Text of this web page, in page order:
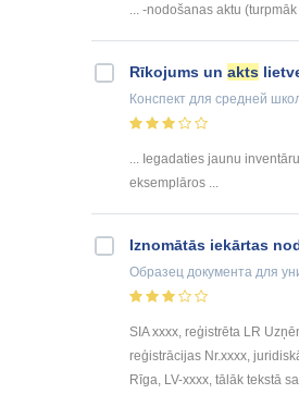
... -nodošanas aktu
Rīkojums un akts
Конспект для средней
... Iegadaties jaunu inventāru.
eksemplāros ...
Iznomātās iekārtas
Образец документа для
SIA xxxx, reģistrēta LR
reģistrācijas Nr.xxxx,
Rīga, LV-xxxx, tālāk tekstā